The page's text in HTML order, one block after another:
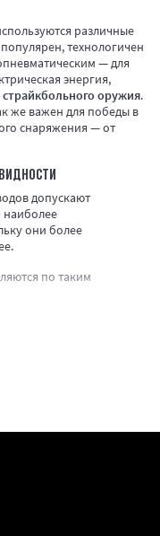
различные
технологичен
— для
энергия,
оружия.
же важен для победы в
снаряжения — от
допускают
наиболее
они более
по таким
два основных вида —
привода,
чтобы аккумулятор
и другие. Лучший